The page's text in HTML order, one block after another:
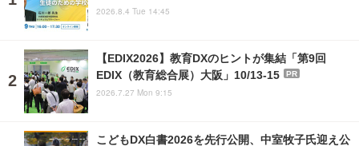
2026.8.4 Tue 14:45
【EDIX2026】教育DXのヒントが集結「第9回
EDIX（教育総合展）大阪」10/13-15
PR
2026.7.27 Mon 9:15
こどもDX白書2026を先行公開、中室牧子氏迎え公